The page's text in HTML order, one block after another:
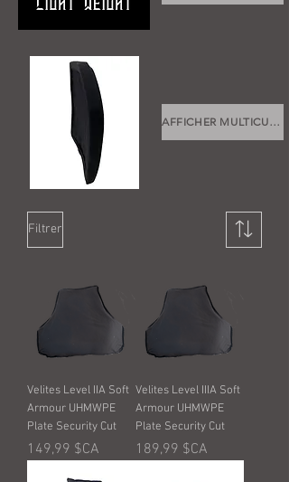
AFFICHER MULTICURVE
Filtrer
Velites Level IIA Soft
Armour UHMWPE
Plate Security Cut
Prix
149,99 $CA
Velites Level IIIA Soft
Armour UHMWPE
Plate Security Cut
Prix
189,99 $CA